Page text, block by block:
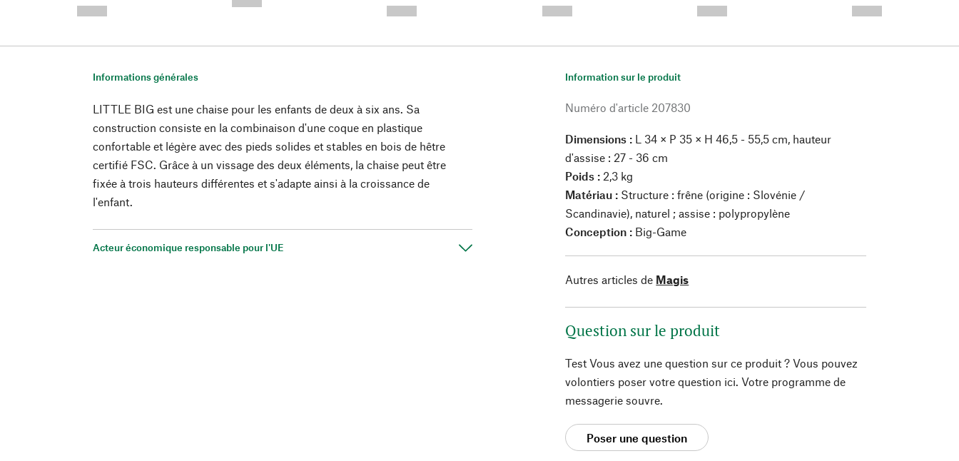
Informations générales
LITTLE BIG est une chaise pour les enfants de deux à six ans. Sa
construction consiste en la combinaison d'une coque en plastique
confortable et légère avec des pieds solides et stables en bois de hêtre
certifié FSC. Grâce à un vissage des deux éléments, la chaise peut être
fixée à trois hauteurs différentes et s'adapte ainsi à la croissance de
l'enfant.
Acteur économique responsable pour l'UE
Information sur le produit
Numéro d'article 207830
Dimensions : L 34 × P 35 × H 46,5 - 55,5 cm, hauteur
d'assise : 27 - 36 cm
Poids : 2,3 kg
Matériau : Structure : frêne (origine : Slovénie /
Scandinavie), naturel ; assise : polypropylène
Conception : Big-Game
Autres articles de Magis
Question sur le produit
Test Vous avez une question sur ce produit ? Vous pouvez
volontiers poser votre question ici. Votre programme de
messagerie souvre.
Poser une question